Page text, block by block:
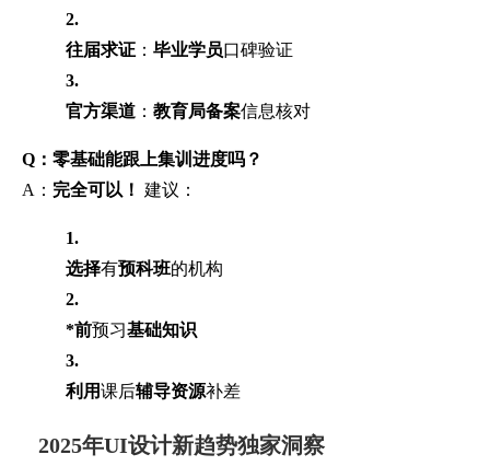
2.
往届求证 ： 毕业学员口碑验证
3.
官方渠道 ： 教育局备案信息核对
Q：零基础能跟上集训进度吗？
A： 完全可以！ 建议：
1.
选择有预科班的机构
2.
*前预习基础知识
3.
利用课后辅导资源补差
2025年UI设计新趋势独家洞察